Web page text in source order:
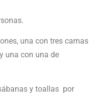
una con tres camas
una con una de
y toallas por